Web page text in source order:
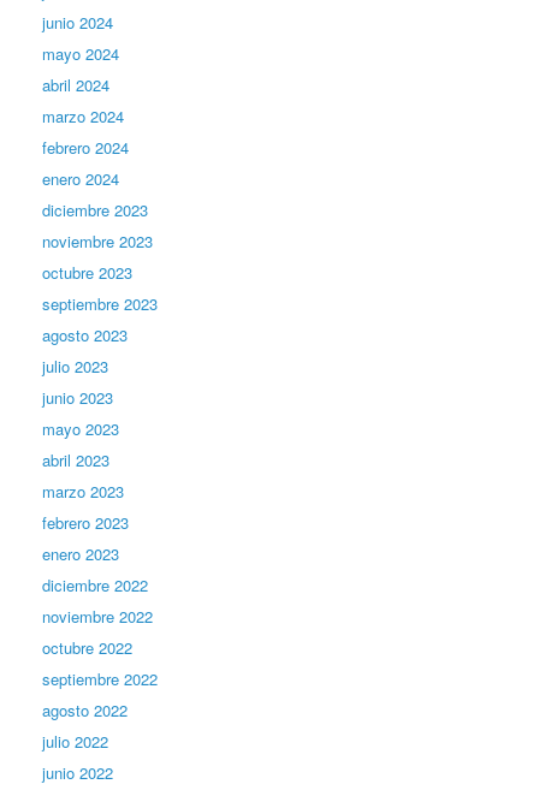
junio 2024
mayo 2024
abril 2024
marzo 2024
febrero 2024
enero 2024
diciembre 2023
noviembre 2023
octubre 2023
septiembre 2023
agosto 2023
julio 2023
junio 2023
mayo 2023
abril 2023
marzo 2023
febrero 2023
enero 2023
diciembre 2022
noviembre 2022
octubre 2022
septiembre 2022
agosto 2022
julio 2022
junio 2022